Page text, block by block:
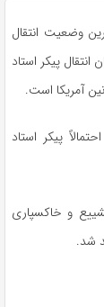
وضعیت انتقال
پیکر استاد
آمریکا است.
پیکر استاد
و خاکسپاری
شد.